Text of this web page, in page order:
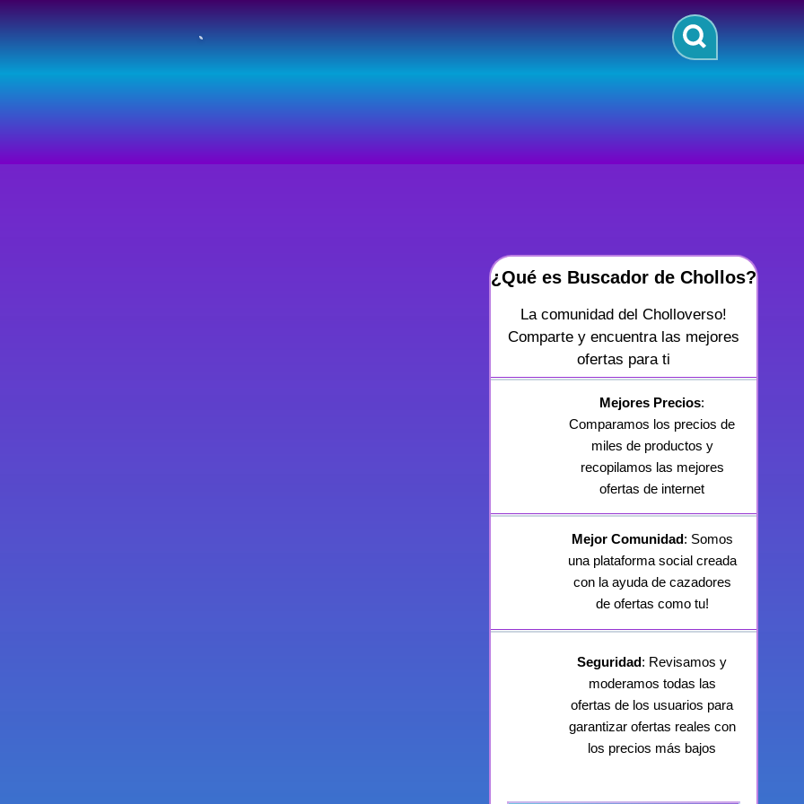
¿Qué es Buscador de Chollos?
La comunidad del Cholloverso!
Comparte y encuentra las mejores
ofertas para ti
Mejores Precios:
Comparamos los precios de
miles de productos y
recopilamos las mejores
ofertas de internet
Mejor Comunidad: Somos
una plataforma social creada
con la ayuda de cazadores
de ofertas como tu!
Seguridad: Revisamos y
moderamos todas las
ofertas de los usuarios para
garantizar ofertas reales con
los precios más bajos